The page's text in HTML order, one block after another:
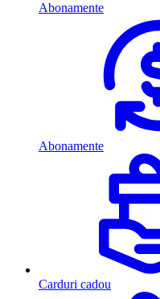
Abonamente
Abonamente
Carduri cadou